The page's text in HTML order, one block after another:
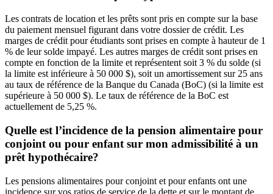
Les contrats de location et les prêts sont pris en compte sur la base
du paiement mensuel figurant dans votre dossier de crédit. Les
marges de crédit pour étudiants sont prises en compte à hauteur de 1
% de leur solde impayé. Les autres marges de crédit sont prises en
compte en fonction de la limite et représentent soit 3 % du solde (si
la limite est inférieure à 50 000 $), soit un amortissement sur 25 ans
au taux de référence de la Banque du Canada (BoC) (si la limite est
supérieure à 50 000 $). Le taux de référence de la BoC est
actuellement de 5,25 %.
Quelle est l’incidence de la pension alimentaire pour
conjoint ou pour enfant sur mon admissibilité à un
prêt hypothécaire?
Les pensions alimentaires pour conjoint et pour enfants ont une
incidence sur vos ratios de service de la dette et sur le montant de